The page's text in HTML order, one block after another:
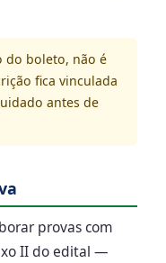
do boleto, não é
fica vinculada
antes de
provas com
II do edital —